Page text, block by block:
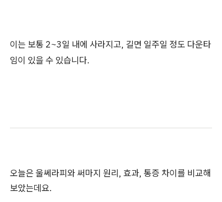
이는 보통 2~3일 내에 사라지고, 길면 일주일 정도 다운타
임이 있을 수 있습니다.
오늘은 울쎄라피와 써마지 원리, 효과, 통증 차이를 비교해
보았는데요.